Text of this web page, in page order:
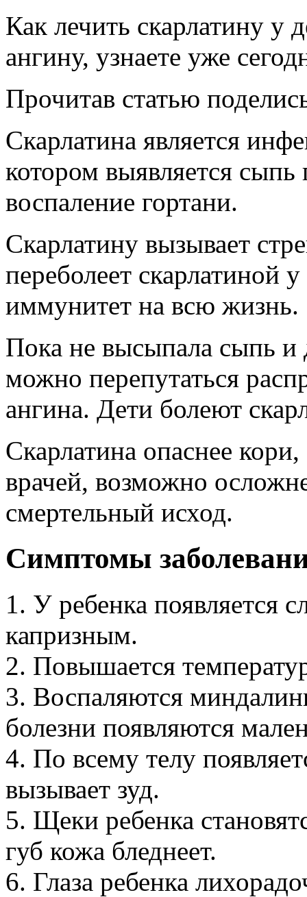
Как лечить скарлатину у
ангину, узнаете уже
Прочитав статью
Скарлатина является
котором выявляется сыпь
воспаление гортани.
Скарлатину вызывает
переболеет скарлатиной
иммунитет на всю жизнь.
Пока не высыпала сыпь и
можно перепутаться
ангина. Дети болеют
Скарлатина опаснее
врачей, возможно
смертельный исход.
Симптомы
1. У ребенка появляется
капризным.
2. Повышается
3. Воспаляются
болезни появляются
4. По всему телу
вызывает зуд.
5. Щеки ребенка
губ кожа бледнеет.
6. Глаза ребенка